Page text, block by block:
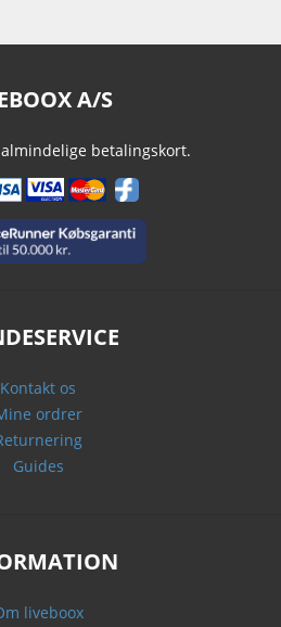
A/S
betalingskort.
Kontakt os
ordrer
Guides
liveboox